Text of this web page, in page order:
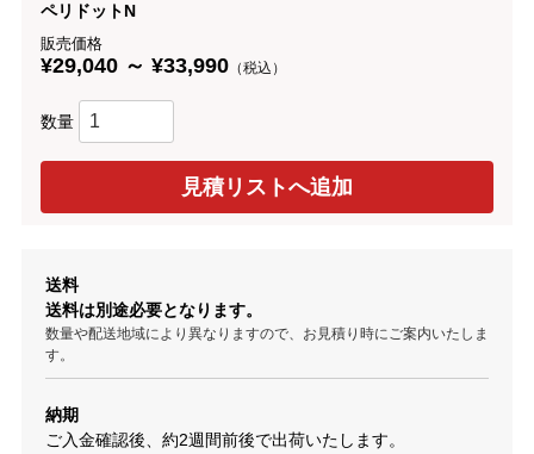
ペリドットN
販売価格
¥29,040 ～ ¥33,990（税込）
数量
送料
送料は別途必要となります。
数量や配送地域により異なりますので、お見積り時にご案内いたしま
す。
納期
ご入金確認後、約2週間前後で出荷いたします。